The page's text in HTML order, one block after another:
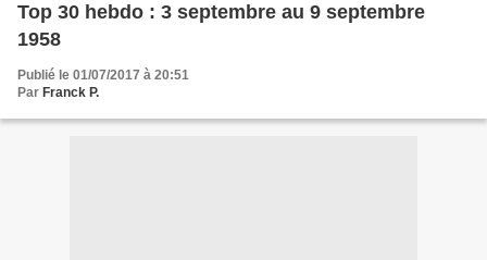
Top 30 hebdo : 3 septembre au 9 septembre
1958
Publié le 01/07/2017 à 20:51
Par Franck P.